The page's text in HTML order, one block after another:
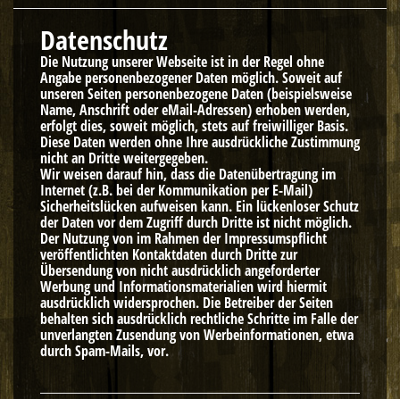
Datenschutz
Die Nutzung unserer Webseite ist in der Regel ohne
Angabe personenbezogener Daten möglich. Soweit auf
unseren Seiten personenbezogene Daten (beispielsweise
Name, Anschrift oder eMail-Adressen) erhoben werden,
erfolgt dies, soweit möglich, stets auf freiwilliger Basis.
Diese Daten werden ohne Ihre ausdrückliche Zustimmung
nicht an Dritte weitergegeben.
Wir weisen darauf hin, dass die Datenübertragung im
Internet (z.B. bei der Kommunikation per E-Mail)
Sicherheitslücken aufweisen kann. Ein lückenloser Schutz
der Daten vor dem Zugriff durch Dritte ist nicht möglich.
Der Nutzung von im Rahmen der Impressumspflicht
veröffentlichten Kontaktdaten durch Dritte zur
Übersendung von nicht ausdrücklich angeforderter
Werbung und Informationsmaterialien wird hiermit
ausdrücklich widersprochen. Die Betreiber der Seiten
behalten sich ausdrücklich rechtliche Schritte im Falle der
unverlangten Zusendung von Werbeinformationen, etwa
durch Spam-Mails, vor.